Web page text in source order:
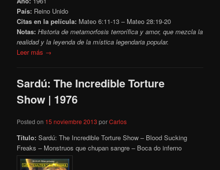
País: Reino Unido
Citas en la película: Mateo 6:11-13 – Mateo 28:19-20
Notas: Historia de metamorfosis terrorífica y amor, que mezcla la
realidad y la leyenda de la mística legendaria popular.
Leer más →
Sardú: The Incredible Torture
Show | 1976
Posted on 15 noviembre 2013 porCarlos
Título: Sardú: The Incredible Torture Show – Blood Sucking
Freaks – Monstruos que chupan sangre – Boca do inferno